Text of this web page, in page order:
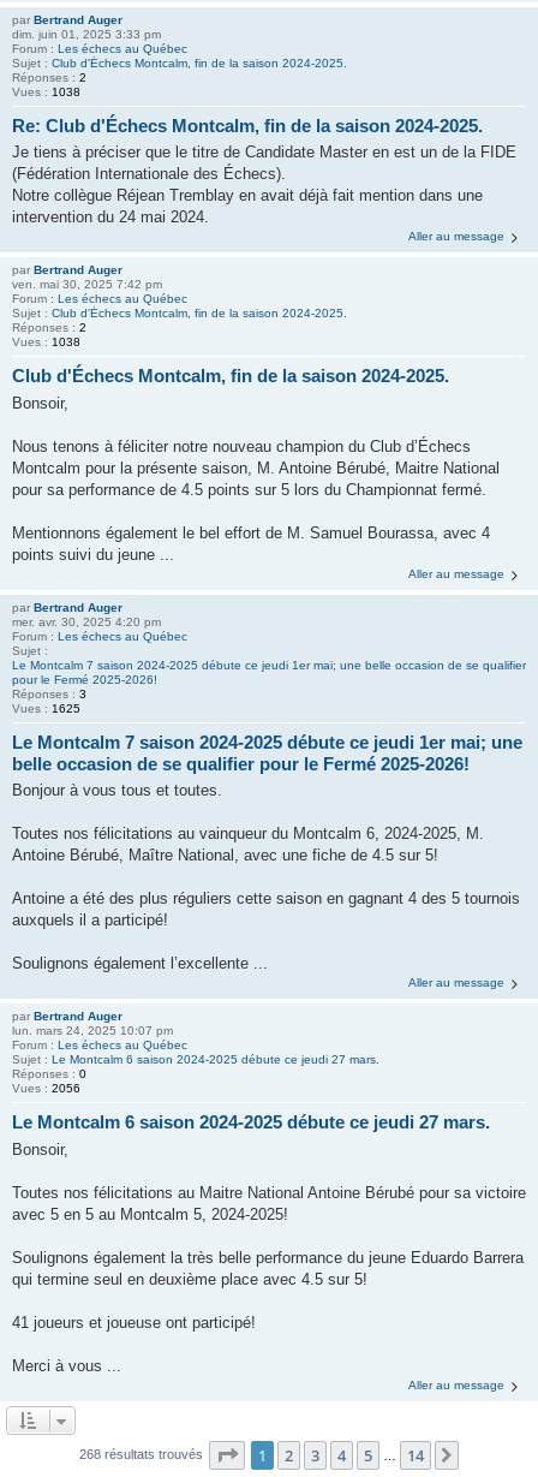
par Bertrand Auger
dim. juin 01, 2025 3:33 pm
Forum : Les échecs au Québec
Sujet : Club d'Échecs Montcalm, fin de la saison 2024-2025.
Réponses : 2
Vues : 1038
Re: Club d'Échecs Montcalm, fin de la saison 2024-2025.
Je tiens à préciser que le titre de Candidate Master en est un de la FIDE
(Fédération Internationale des Échecs).
Notre collègue Réjean Tremblay en avait déjà fait mention dans une
intervention du 24 mai 2024.
Aller au message
par Bertrand Auger
ven. mai 30, 2025 7:42 pm
Forum : Les échecs au Québec
Sujet : Club d'Échecs Montcalm, fin de la saison 2024-2025.
Réponses : 2
Vues : 1038
Club d'Échecs Montcalm, fin de la saison 2024-2025.
Bonsoir,
Nous tenons à féliciter notre nouveau champion du Club d’Échecs
Montcalm pour la présente saison, M. Antoine Bérubé, Maitre National
pour sa performance de 4.5 points sur 5 lors du Championnat fermé.
Mentionnons également le bel effort de M. Samuel Bourassa, avec 4
points suivi du jeune ...
Aller au message
par Bertrand Auger
mer. avr. 30, 2025 4:20 pm
Forum : Les échecs au Québec
Sujet :
Le Montcalm 7 saison 2024-2025 débute ce jeudi 1er mai; une belle occasion de se qualifier
pour le Fermé 2025-2026!
Réponses : 3
Vues : 1625
Le Montcalm 7 saison 2024-2025 débute ce jeudi 1er mai; une
belle occasion de se qualifier pour le Fermé 2025-2026!
Bonjour à vous tous et toutes.
Toutes nos félicitations au vainqueur du Montcalm 6, 2024-2025, M.
Antoine Bérubé, Maître National, avec une fiche de 4.5 sur 5!
Antoine a été des plus réguliers cette saison en gagnant 4 des 5 tournois
auxquels il a participé!
Soulignons également l’excellente ...
Aller au message
par Bertrand Auger
lun. mars 24, 2025 10:07 pm
Forum : Les échecs au Québec
Sujet : Le Montcalm 6 saison 2024-2025 débute ce jeudi 27 mars.
Réponses : 0
Vues : 2056
Le Montcalm 6 saison 2024-2025 débute ce jeudi 27 mars.
Bonsoir,
Toutes nos félicitations au Maitre National Antoine Bérubé pour sa victoire
avec 5 en 5 au Montcalm 5, 2024-2025!
Soulignons également la très belle performance du jeune Eduardo Barrera
qui termine seul en deuxième place avec 4.5 sur 5!
41 joueurs et joueuse ont participé!
Merci à vous ...
Aller au message
268 résultats trouvés Page 1sur14
1 2 3 4 5 14